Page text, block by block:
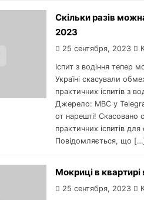
Скільки разів
2023
25 сентября, 2023
Іспит з водіння тепер
Україні скасували
практичних іспитів з
Джерело: МВС у
от нарешті! Скасовано
практичних іспитів
Повідомляється, що […]
Мокриці в квартирі
25 сентября, 2023